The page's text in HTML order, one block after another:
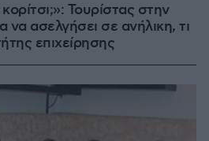
Τουρίστας στην
να ασελγήσει σε ανήλικη, τι
επιχείρησης